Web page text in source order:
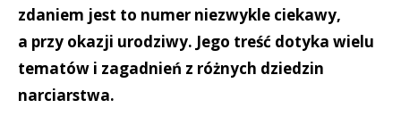
zdaniem jest to numer niezwykle ciekawy,
a przy okazji urodziwy. Jego treść dotyka wielu
tematów i zagadnień z różnych dziedzin
narciarstwa.